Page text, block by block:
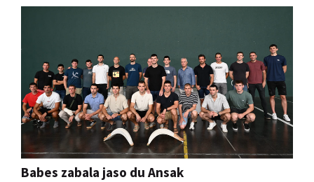
Babes zabala jaso du Ansak